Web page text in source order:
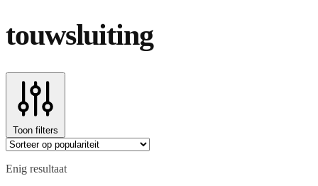
touwsluiting
Toon filters
Enig resultaat